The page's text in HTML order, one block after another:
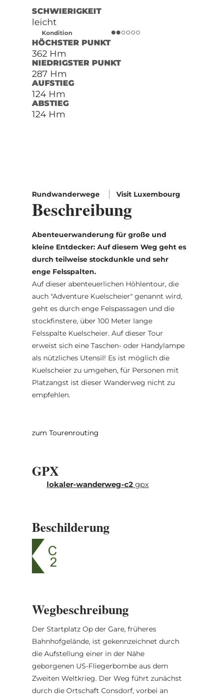
SCHWIERIGKEIT
leicht
Kondition
HÖCHSTER PUNKT
362 Hm
NIEDRIGSTER PUNKT
287 Hm
AUFSTIEG
124 Hm
ABSTIEG
124 Hm
Rundwanderwege Visit Luxembourg
Beschreibung
Abenteuerwanderung für große und
kleine Entdecker: Auf diesem Weg geht es
durch teilweise stockdunkle und sehr
enge Felsspalten.
Auf dieser abenteuerlichen Höhlentour, die
auch "Adventure Kuelscheier" genannt wird,
geht es durch enge Felspassagen und die
stockfinstere, über 100 Meter lange
Felsspalte Kuelscheier. Auf dieser Tour
erweist sich eine Taschen- oder Handylampe
als nützliches Utensil! Es ist möglich die
Kuelscheier zu umgehen, für Personen mit
Platzangst ist dieser Wanderweg nicht zu
empfehlen.
zum Tourenrouting
GPX
lokaler-wanderweg-c2gpx
Beschilderung
Wegbeschreibung
Der Startplatz Op der Gare, früheres
Bahnhofgelände, ist gekennzeichnet durch
die Aufstellung einer in der Nähe
geborgenen US-Fliegerbombe aus dem
Zweiten Weltkrieg. Der Weg führt zunächst
durch die Ortschaft Consdorf, vorbei an